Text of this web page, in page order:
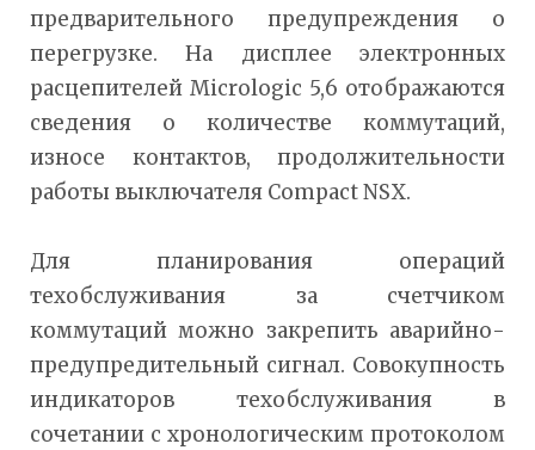
предварительного предупреждения о
перегрузке. На дисплее электронных
расцепителей Micrologic 5,6 отображаются
сведения о количестве коммутаций,
износе контактов, продолжительности
работы выключателя Compact NSX.
Для планирования операций
техобслуживания за счетчиком
коммутаций можно закрепить аварийно-
предупредительный сигнал. Совокупность
индикаторов техобслуживания в
сочетании с хронологическим протоколом